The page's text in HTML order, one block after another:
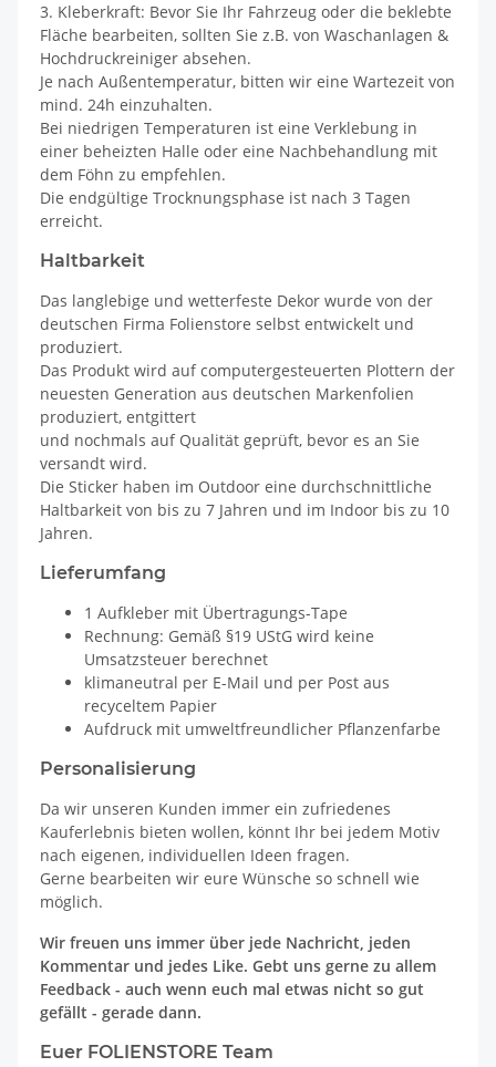
3. Kleberkraft: Bevor Sie Ihr Fahrzeug oder die beklebte
Fläche bearbeiten, sollten Sie z.B. von Waschanlagen &
Hochdruckreiniger absehen.
Je nach Außentemperatur, bitten wir eine Wartezeit von
mind. 24h einzuhalten.
Bei niedrigen Temperaturen ist eine Verklebung in
einer beheizten Halle oder eine Nachbehandlung mit
dem Föhn zu empfehlen.
Die endgültige Trocknungsphase ist nach 3 Tagen
erreicht.
Haltbarkeit
Das langlebige und wetterfeste Dekor wurde von der
deutschen Firma Folienstore selbst entwickelt und
produziert.
Das Produkt wird auf computergesteuerten Plottern der
neuesten Generation aus deutschen Markenfolien
produziert, entgittert
und nochmals auf Qualität geprüft, bevor es an Sie
versandt wird.
Die Sticker haben im Outdoor eine durchschnittliche
Haltbarkeit von bis zu 7 Jahren und im Indoor bis zu 10
Jahren.
Lieferumfang
1 Aufkleber mit Übertragungs-Tape
Rechnung: Gemäß §19 UStG wird keine
Umsatzsteuer berechnet
klimaneutral per E-Mail und per Post aus
recyceltem Papier
Aufdruck mit umweltfreundlicher Pflanzenfarbe
Personalisierung
Da wir unseren Kunden immer ein zufriedenes
Kauferlebnis bieten wollen, könnt Ihr bei jedem Motiv
nach eigenen, individuellen Ideen fragen.
Gerne bearbeiten wir eure Wünsche so schnell wie
möglich.
Wir freuen uns immer über jede Nachricht, jeden
Kommentar und jedes Like. Gebt uns gerne zu allem
Feedback - auch wenn euch mal etwas nicht so gut
gefällt - gerade dann.
Euer FOLIENSTORE Team